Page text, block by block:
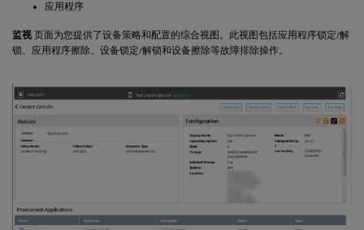
应用程序
监视 页面为您提供了设备策略和配置的综合视图。此视图包括应用程序锁定/解
锁、应用程序擦除、设备锁定/解锁和设备擦除等故障排除操作。